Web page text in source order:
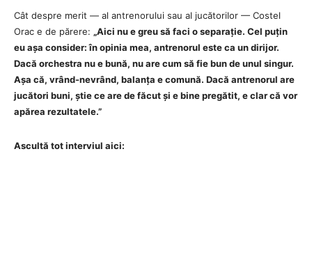
Cât despre merit — al antrenorului sau al jucătorilor — Costel
Orac e de părere: „Aici nu e greu să faci o separație. Cel puțin
eu așa consider: în opinia mea, antrenorul este ca un dirijor.
Dacă orchestra nu e bună, nu are cum să fie bun de unul singur.
Așa că, vrând-nevrând, balanța e comună. Dacă antrenorul are
jucători buni, știe ce are de făcut și e bine pregătit, e clar că vor
apărea rezultatele.”
Ascultă tot interviul aici: